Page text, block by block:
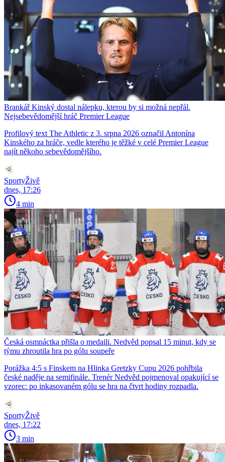
Brankář Kinský dostal nálepku, kterou by si možná nepřál.
Nejsebevědomější hráč Premier League
Profilový text The Athletic z 3. srpna 2026 označil Antonína
Kinského za hráče, vedle kterého je těžké v celé Premier League
najít někoho sebevědomějšího.
SportyŽivě
dnes, 17:26
4 min
Česká osmnáctka přišla o medaili. Nedvěd popsal 15 minut, kdy se
týmu zhroutila hra po gólu soupeře
Porážka 4:5 s Finskem na Hlinka Gretzky Cupu 2026 pohřbila
české naděje na semifinále. Trenér Nedvěd pojmenoval opakující se
vzorec: po inkasovaném gólu se hra na čtvrt hodiny rozpadla.
SportyŽivě
dnes, 17:22
3 min